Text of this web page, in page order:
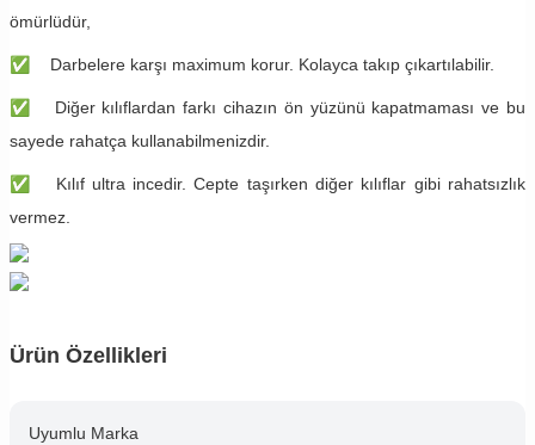
ömürlüdür,
✅ Darbelere karşı maximum korur. Kolayca takıp çıkartılabilir.
✅ Diğer kılıflardan farkı cihazın ön yüzünü kapatmaması ve bu
sayede rahatça kullanabilmenizdir.
✅ Kılıf ultra incedir. Cepte taşırken diğer kılıflar gibi rahatsızlık
vermez.
Ürün Özellikleri
Uyumlu Marka